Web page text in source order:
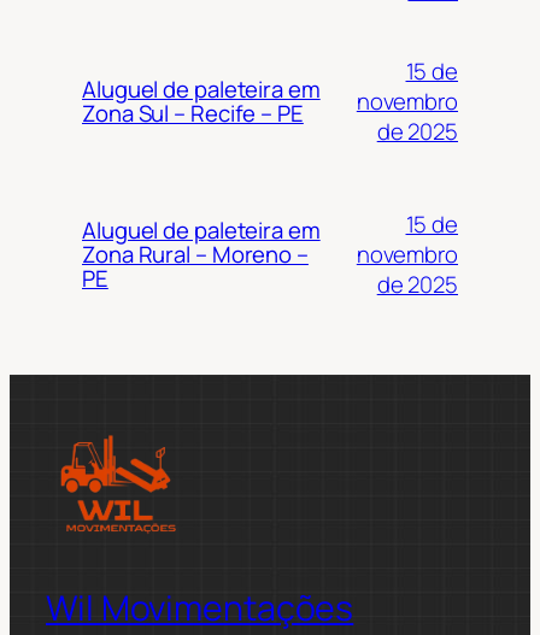
Aluguel de paleteira em
Zona Sul – Recife – PE
15 de
novembro
de 2025
Aluguel de paleteira em
Zona Rural – Moreno –
PE
15 de
novembro
de 2025
Wil Movimentações